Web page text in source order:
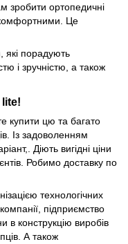
зробити ортопедичні
Це
порадують
і зручністю, а також
купити цю та багато
Із задоволенням
Діють вигідні ціни
Робимо доставку по
технологiчних
пiдприємство
в конструкцiю виробiв
А також